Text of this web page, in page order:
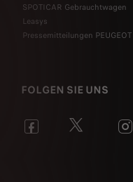
SPOTICAR Gebrauchtwagen
Leasys
Pressemitteilungen
FOLGEN SIE UNS